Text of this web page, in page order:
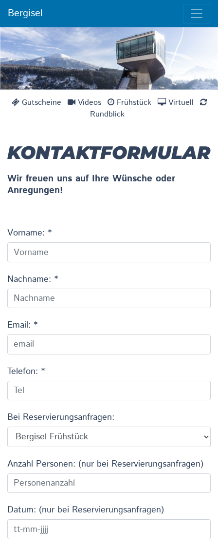
Bergisel
Gutscheine Videos Frühstück
Virtuell
Rundblick
KONTAKTFORMULAR
Wir freuen uns auf Ihre Wünsche oder
Anregungen!
Vorname: *
Nachname: *
Email: *
Telefon: *
Bei Reservierungsanfragen:
Anzahl Personen: (nur bei Reservierungsanfragen)
Datum: (nur bei Reservierungsanfragen)